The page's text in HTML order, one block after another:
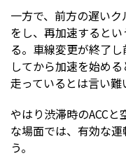
一方で、前方の遅い
をし、再加速すると
る。車線変更が終了
してから加速を始め
走っているとは言い難
やはり渋滞時のACC
な場面では、有効な
う。